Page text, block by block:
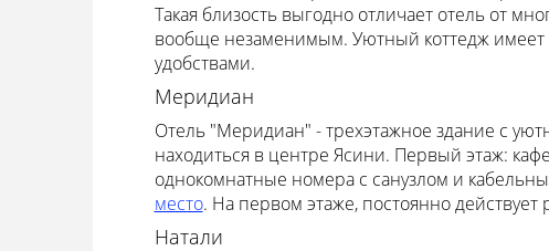
Такая близость выгодно отличает отель от
вообще незаменимым. Уютный коттедж имеет
удобствами.
Меридиан
Отель "Меридиан" - трехэтажное здание с
находиться в центре Ясини. Первый этаж:
однокомнатные номера с санузлом и
место. На первом этаже, постоянно действует
Натали